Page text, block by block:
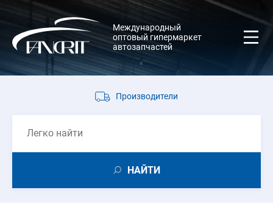
Международный
оптовый гипермаркет
автозапчастей
Производители
НАЙТИ